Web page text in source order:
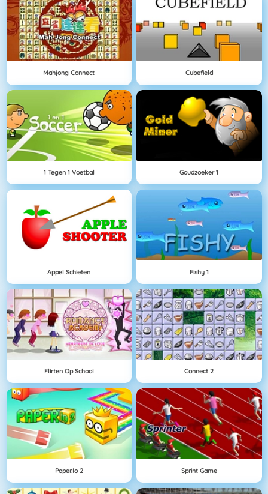
Mahjong Connect Cubefield
1 Tegen 1 Voetbal Goudzoeker 1
Appel Schieten Fishy 1
Flirten Op School Connect 2
Paper.io 2 Sprint Game